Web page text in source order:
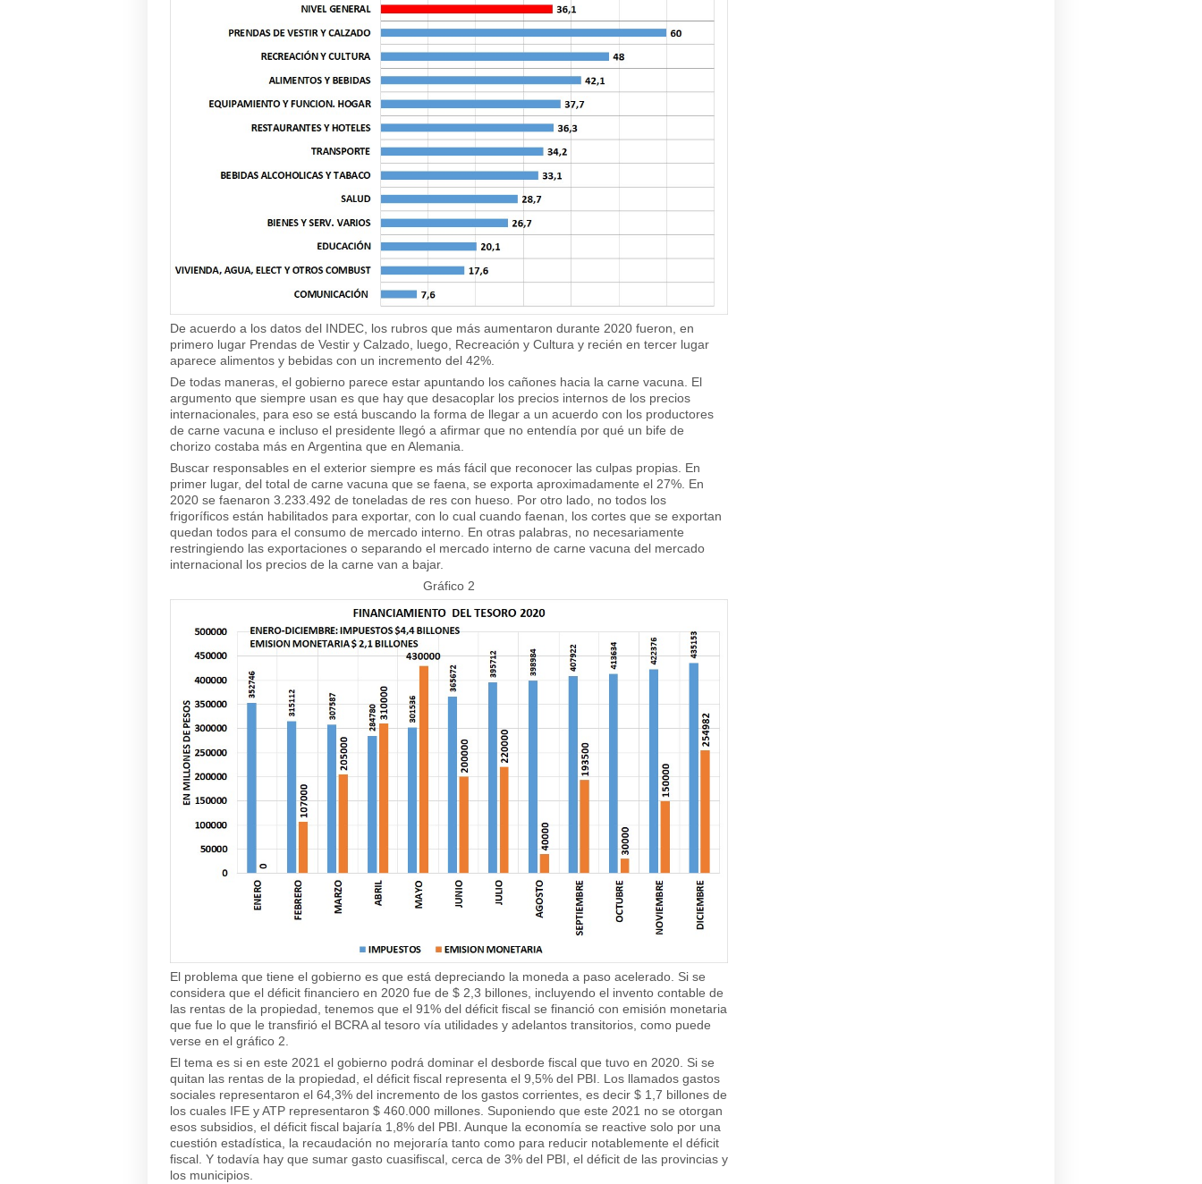
De acuerdo a los datos del INDEC, los rubros que más aumentaron durante 2020 fueron, en
primero lugar Prendas de Vestir y Calzado, luego, Recreación y Cultura y recién en tercer lugar
aparece alimentos y bebidas con un incremento del 42%.
De todas maneras, el gobierno parece estar apuntando los cañones hacia la carne vacuna. El
argumento que siempre usan es que hay que desacoplar los precios internos de los precios
internacionales, para eso se está buscando la forma de llegar a un acuerdo con los productores
de carne vacuna e incluso el presidente llegó a afirmar que no entendía por qué un bife de
chorizo costaba más en Argentina que en Alemania.
Buscar responsables en el exterior siempre es más fácil que reconocer las culpas propias. En
primer lugar, del total de carne vacuna que se faena, se exporta aproximadamente el 27%. En
2020 se faenaron 3.233.492 de toneladas de res con hueso. Por otro lado, no todos los
frigoríficos están habilitados para exportar, con lo cual cuando faenan, los cortes que se exportan
quedan todos para el consumo de mercado interno. En otras palabras, no necesariamente
restringiendo las exportaciones o separando el mercado interno de carne vacuna del mercado
internacional los precios de la carne van a bajar.
Gráfico 2
El problema que tiene el gobierno es que está depreciando la moneda a paso acelerado. Si se
considera que el déficit financiero en 2020 fue de $ 2,3 billones, incluyendo el invento contable de
las rentas de la propiedad, tenemos que el 91% del déficit fiscal se financió con emisión monetaria
que fue lo que le transfirió el BCRA al tesoro vía utilidades y adelantos transitorios, como puede
verse en el gráfico 2.
El tema es si en este 2021 el gobierno podrá dominar el desborde fiscal que tuvo en 2020. Si se
quitan las rentas de la propiedad, el déficit fiscal representa el 9,5% del PBI. Los llamados gastos
sociales representaron el 64,3% del incremento de los gastos corrientes, es decir $ 1,7 billones de
los cuales IFE y ATP representaron $ 460.000 millones. Suponiendo que este 2021 no se otorgan
esos subsidios, el déficit fiscal bajaría 1,8% del PBI. Aunque la economía se reactive solo por una
cuestión estadística, la recaudación no mejoraría tanto como para reducir notablemente el déficit
fiscal. Y todavía hay que sumar gasto cuasifiscal, cerca de 3% del PBI, el déficit de las provincias y
los municipios.